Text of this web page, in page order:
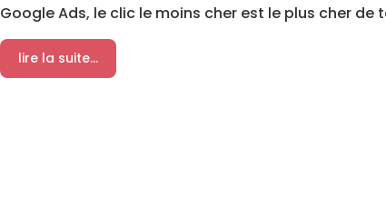
Google Ads, le clic le moins cher est le plus cher de
lire la suite...